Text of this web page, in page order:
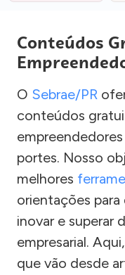
Conteúdos
O Sebrae/PR
conteúdos
portes. Nosso
melhores
orientações
inovar e superar
empresarial.
que vão desde